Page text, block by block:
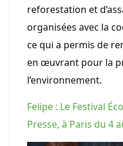
reforestation et
organisées avec la
ce qui a permis de
en œuvrant pour la
l’environnement.
Felipe : Le Festival
Presse, à Paris du 4